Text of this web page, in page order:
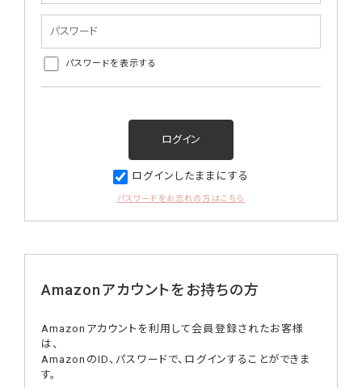
パスワードを表示する
ログインしたままにする
パスワードをお忘れの方はこちら
Amazonアカウントをお持ちの方
Amazonアカウントを利用して会員登録されたお客様
は、
AmazonのID、パスワードで、ログインすることができま
す。